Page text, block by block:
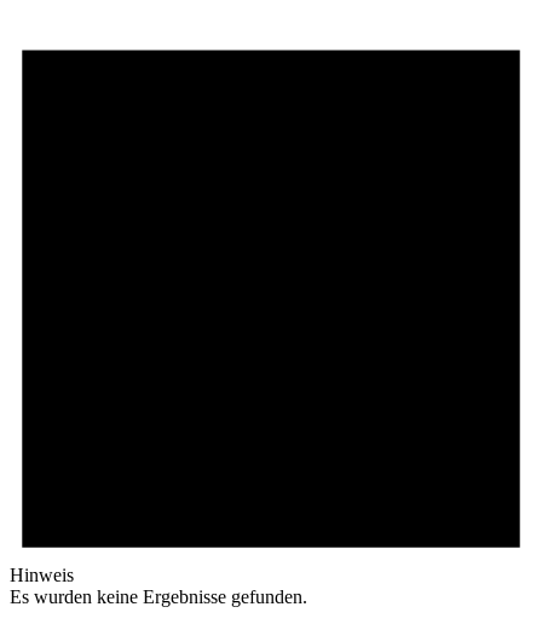
Hinweis
Es wurden keine Ergebnisse gefunden.